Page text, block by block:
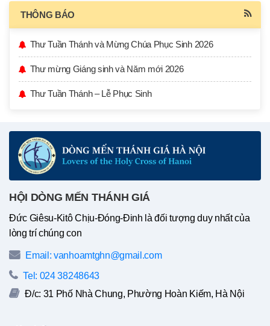
THÔNG BÁO
Thư Tuần Thánh và Mừng Chúa Phục Sinh 2026
Thư mừng Giáng sinh và Năm mới 2026
Thư Tuần Thánh – Lễ Phục Sinh
HỘI DÒNG MẾN THÁNH GIÁ
Đức Giêsu-Kitô Chịu-Đóng-Đinh là đối tượng duy nhất của
lòng trí chúng con
Email: vanhoamtghn@gmail.com
Tel: 024 38248643
Đ/c: 31 Phố Nhà Chung, Phường Hoàn Kiếm, Hà Nội